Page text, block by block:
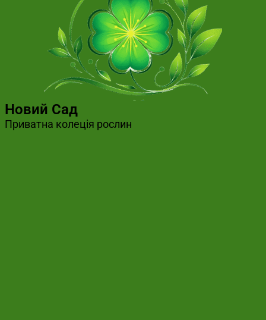
Новий Сад
Приватна колеція рослин